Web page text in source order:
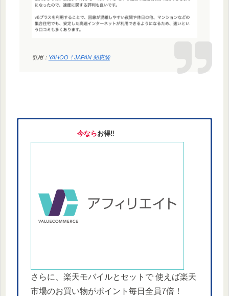
引用： YAHOO！JAPAN 知恵袋
今ならお得‼︎
さらに、楽天モバイルとセットで 使えば楽天
市場のお買い物がポイント毎日全員7倍！